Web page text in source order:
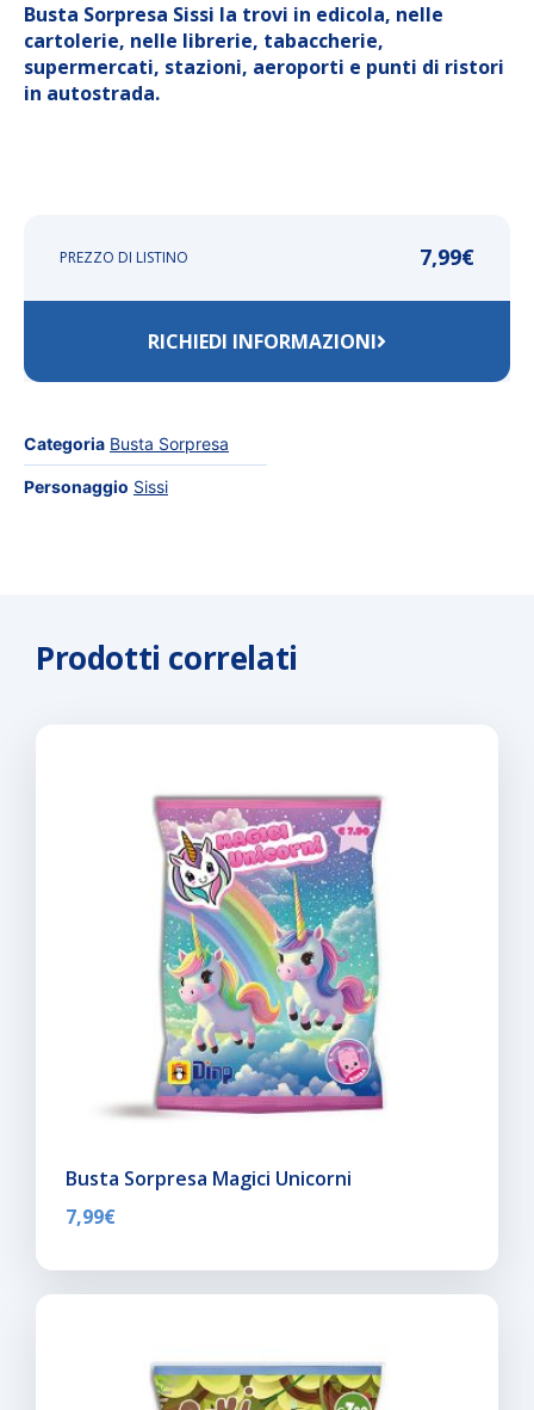
Busta Sorpresa Sissi la trovi in edicola, nelle
cartolerie, nelle librerie, tabaccherie,
supermercati, stazioni, aeroporti e punti di ristori
in autostrada.
PREZZO DI LISTINO 7,99€
RICHIEDI INFORMAZIONI
Categoria Busta Sorpresa
Personaggio Sissi
Prodotti correlati
Busta Sorpresa Magici Unicorni
7,99€